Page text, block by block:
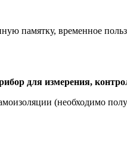
памятку, временное
для измерения,
(необходимо